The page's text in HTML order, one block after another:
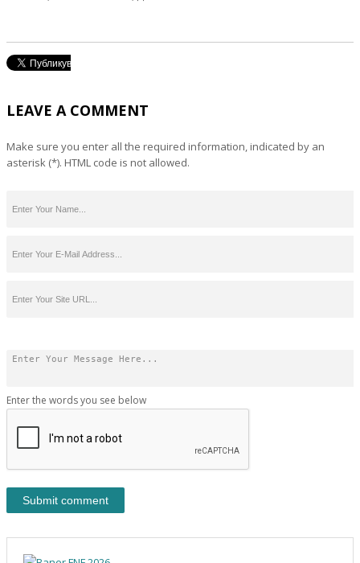
LEAVE A COMMENT
Make sure you enter all the required information, indicated by an
asterisk (*). HTML code is not allowed.
Enter the words you see below